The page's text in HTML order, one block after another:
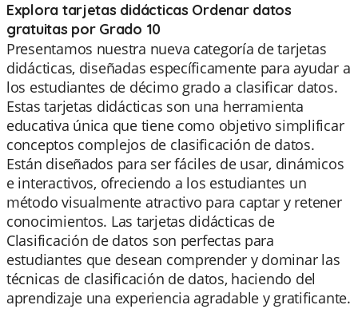
Explora tarjetas didácticas Ordenar datos
gratuitas por Grado 10
Presentamos nuestra nueva categoría de tarjetas
didácticas, diseñadas específicamente para ayudar a
los estudiantes de décimo grado a clasificar datos.
Estas tarjetas didácticas son una herramienta
educativa única que tiene como objetivo simplificar
conceptos complejos de clasificación de datos.
Están diseñados para ser fáciles de usar, dinámicos
e interactivos, ofreciendo a los estudiantes un
método visualmente atractivo para captar y retener
conocimientos. Las tarjetas didácticas de
Clasificación de datos son perfectas para
estudiantes que desean comprender y dominar las
técnicas de clasificación de datos, haciendo del
aprendizaje una experiencia agradable y gratificante.